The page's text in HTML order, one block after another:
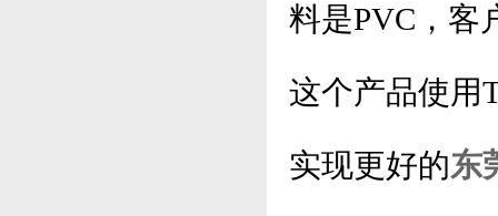
料是PVC，客
这个产品使用
实现更好的东